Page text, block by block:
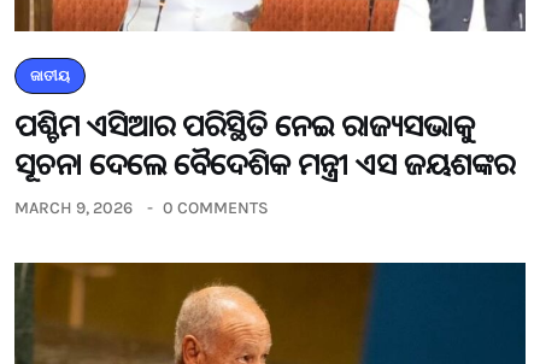
ଜାତୀୟ
ପଶ୍ଚିମ ଏସିଆର ପରିସ୍ଥିତି ନେଇ ରାଜ୍ୟସଭାକୁ
ସୂଚନା ଦେଲେ ବୈଦେଶିକ ମନ୍ତ୍ରୀ ଏସ ଜୟଶଙ୍କର
MARCH 9, 2026 0 COMMENTS